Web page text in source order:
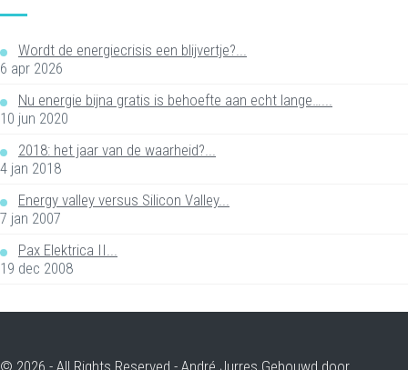
Wordt de energiecrisis een blijvertje?...
6 apr 2026
Nu energie bijna gratis is behoefte aan echt lange…...
10 jun 2020
2018: het jaar van de waarheid?...
4 jan 2018
Energy valley versus Silicon Valley...
7 jan 2007
Pax Elektrica II...
19 dec 2008
© 2026 - All Rights Reserved - André Jurres Gebouwd door